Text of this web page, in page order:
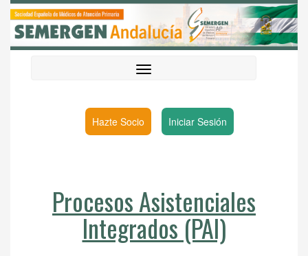
Hazte Socio Iniciar Sesión
Procesos Asistenciales
Integrados (PAI)